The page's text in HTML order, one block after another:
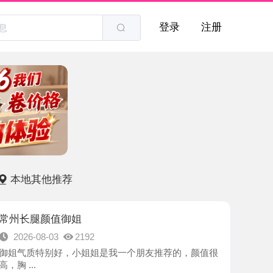
登录 注册
03 2192
好，小姐姐是我一个朋友推荐的，颜值很
州市